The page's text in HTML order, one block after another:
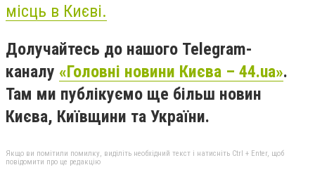
місць в Києві.
Долучайтесь до нашого Telegram-
каналу «Головні новини Києва – 44.ua».
Там ми публікуємо ще більш новин
Києва, Київщини та України.
Якщо ви помітили помилку, виділіть необхідний текст і натисніть Ctrl + Enter, щоб
повідомити про це редакцію